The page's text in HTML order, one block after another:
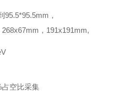
95.5*95.5mm，
，191x191mm,
占空比采集